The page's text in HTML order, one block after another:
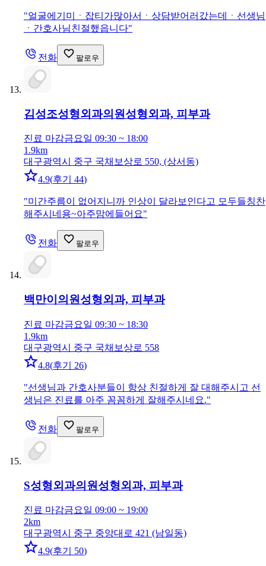
"얼굴에기미ㆍ잡티가많아서ㆍ상담받어러갔는데ㆍ선생님
ㆍ간호사님친절했읍니다"
전화 팔로우
김성조성형외과의원 성형외과, 피부과
진료 마감금요일 09:30 ~ 18:00
1.9km
대구광역시 중구 국채보상로 550, (상서동)
4.9(후기 44)
"미간주름이 없어지니까 인상이 달라보인다고 모두들칭찬
해주시네용~아주맘에들어요"
전화 팔로우
백만이의원 성형외과, 피부과
진료 마감금요일 09:30 ~ 18:30
1.9km
대구광역시 중구 국채보상로 558
4.8(후기 26)
"선생님과 간호사분들이 항상 친절하게 잘 대해주시고 선
생님은 진료를 아주 꼼꼼하게 잘해주시네요."
전화 팔로우
S성형외과의원 성형외과, 피부과
진료 마감금요일 09:00 ~ 19:00
2km
대구광역시 중구 중앙대로 421 (남일동)
4.9(후기 50)